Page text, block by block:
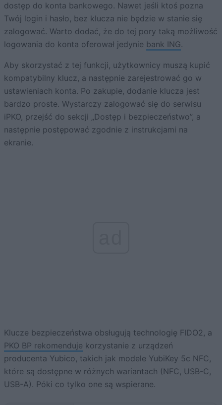
dostęp do konta bankowego. Nawet jeśli ktoś pozna
Twój login i hasło, bez klucza nie będzie w stanie się
zalogować. Warto dodać, że do tej pory taką możliwość
logowania do konta oferował jedynie bank ING.
Aby skorzystać z tej funkcji, użytkownicy muszą kupić
kompatybilny klucz, a następnie zarejestrować go w
ustawieniach konta. Po zakupie, dodanie klucza jest
bardzo proste. Wystarczy zalogować się do serwisu
iPKO, przejść do sekcji „Dostęp i bezpieczeństwo”, a
następnie postępować zgodnie z instrukcjami na
ekranie.
Klucze bezpieczeństwa obsługują technologię FIDO2, a
PKO BP rekomenduje korzystanie z urządzeń
producenta Yubico, takich jak modele YubiKey 5c NFC,
które są dostępne w różnych wariantach (NFC, USB-C,
USB-A)​. Póki co tylko one są wspierane.